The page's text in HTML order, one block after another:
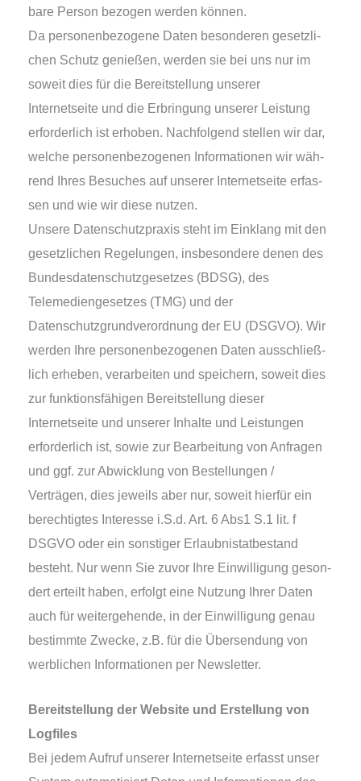
ba­re Person bezo­gen wer­den können.
Da per­so­nen­be­zo­ge­ne Daten beson­de­ren gesetz­li­
chen Schutz genie­ßen, wer­den sie bei uns nur im
soweit dies für die Bereitstellung unse­rer
Internetseite und die Erbringung unse­rer Leistung
erfor­der­lich ist erho­ben. Nachfolgend stel­len wir dar,
wel­che per­so­nen­be­zo­ge­nen Informationen wir wäh­
rend Ihres Besuches auf unse­rer Internetseite erfas­
sen und wie wir die­se nutzen.
Unsere Datenschutzpraxis steht im Einklang mit den
gesetz­li­chen Regelungen, ins­be­son­de­re denen des
Bundesdatenschutzgesetzes (BDSG), des
Telemediengesetzes (TMG) und der
Datenschutzgrundverordnung der EU (DSGVO). Wir
wer­den Ihre per­so­nen­be­zo­ge­nen Daten aus­schließ­
lich erhe­ben, ver­ar­bei­ten und spei­chern, soweit dies
zur funk­ti­ons­fä­hi­gen Bereitstellung die­ser
Internetseite und unse­rer Inhalte und Leistungen
erfor­der­lich ist, sowie zur Bearbeitung von Anfragen
und ggf. zur Abwicklung von Bestellungen /
Verträgen, dies jeweils aber nur, soweit hier­für ein
berech­tig­tes Interesse i.S.d. Art. 6 Abs1 S.1 lit. f
DSGVO oder ein sons­ti­ger Erlaubnistatbestand
besteht. Nur wenn Sie zuvor Ihre Einwilligung geson­
dert erteilt haben, erfolgt eine Nutzung Ihrer Daten
auch für wei­ter­ge­hen­de, in der Einwilligung genau
bestimm­te Zwecke, z.B. für die Übersendung von
werb­li­chen Informationen per Newsletter.
Bereitstellung der Website und Erstellung von
Logfiles
Bei jedem Aufruf unse­rer Internetseite erfasst unser